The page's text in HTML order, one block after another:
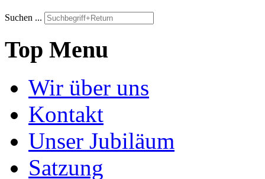
Suchen ...
Top Menu
Wir über uns
Kontakt
Unser Jubiläum
Satzung